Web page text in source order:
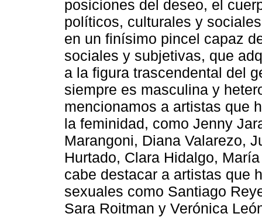
posiciones del deseo, el
políticos, culturales y
en un finísimo pincel capaz
sociales y subjetivas, que
a la figura trascendental del
siempre es masculina y
mencionamos a artistas que
la feminidad, como Jenny
Marangoni, Diana Valarezo,
Hurtado, Clara Hidalgo,
cabe destacar a artistas que
sexuales como Santiago
Sara Roitman y Verónica